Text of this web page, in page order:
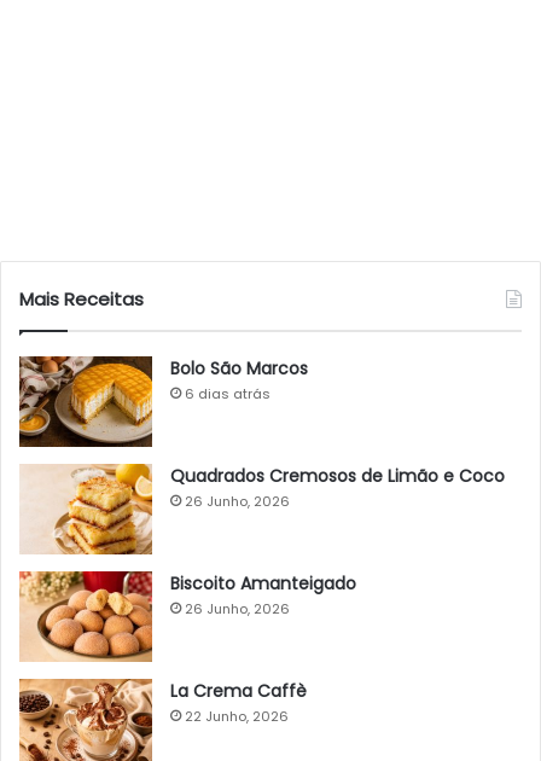
Mais Receitas
Bolo São Marcos
6 dias atrás
Quadrados Cremosos de Limão e Coco
26 Junho, 2026
Biscoito Amanteigado
26 Junho, 2026
La Crema Caffè
22 Junho, 2026